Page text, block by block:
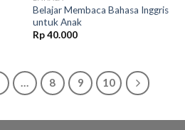
Belajar Membaca Bahasa Inggris
untuk Anak
Rp40.000
… 8 9 10